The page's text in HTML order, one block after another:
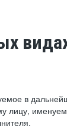
в
лицу,